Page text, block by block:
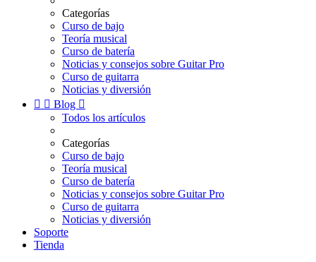
Categorías
Curso de bajo
Teoría musical
Curso de batería
Noticias y consejos sobre Guitar Pro
Curso de guitarra
Noticias y diversión
  Blog 
Todos los artículos
Categorías
Curso de bajo
Teoría musical
Curso de batería
Noticias y consejos sobre Guitar Pro
Curso de guitarra
Noticias y diversión
Soporte
Tienda